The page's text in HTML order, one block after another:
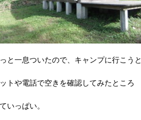
と一息ついたので、キャンプに行こうと
トや電話で空きを確認してみたところ
いっぱい。